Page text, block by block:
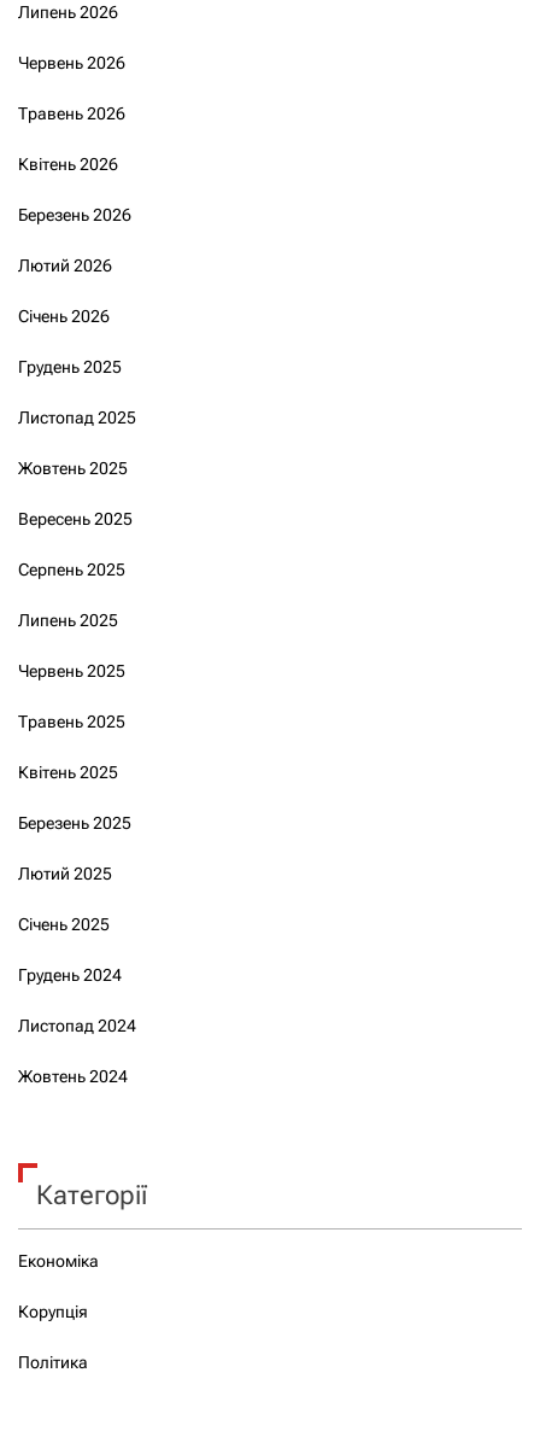
Липень 2026
Червень 2026
Травень 2026
Квітень 2026
Березень 2026
Лютий 2026
Січень 2026
Грудень 2025
Листопад 2025
Жовтень 2025
Вересень 2025
Серпень 2025
Липень 2025
Червень 2025
Травень 2025
Квітень 2025
Березень 2025
Лютий 2025
Січень 2025
Грудень 2024
Листопад 2024
Жовтень 2024
Категорії
Економіка
Корупція
Політика